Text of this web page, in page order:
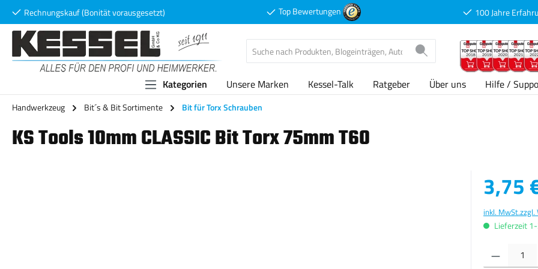
Hauptinhalt springen
Zur Suche springen
Zur Hauptnavigation springen
Rechnungskauf (Bonität vorausgesetzt) Top Bewertungen 100 Jahre
Kategorien Unsere Marken Kessel-Talk Ratgeber Über uns Hilfe /
Handwerkzeug Bit´s & Bit Sortimente Bit für Torx Schrauben
KS Tools 10mm CLASSIC Bit Torx 75mm T60
3,75
inkl. MwSt.zzgl.
Lieferzeit
Produkt Anzahl: